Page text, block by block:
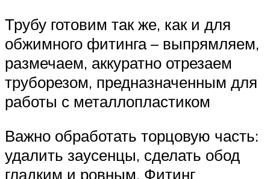
Трубу готовим так же, как и для
обжимного фитинга – выпрямляем,
размечаем, аккуратно отрезаем
труборезом, предназначенным для
работы с металлопластиком
Важно обработать торцовую часть:
удалить заусенцы, сделать обод
гладким и ровным. Фитинг